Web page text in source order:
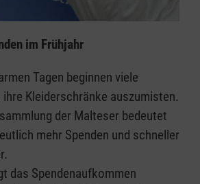
im Frühjahr
Tagen beginnen viele
Kleiderschränke auszumisten.
der Malteser bedeutet
mehr Spenden und schneller
das Spendenaufkommen